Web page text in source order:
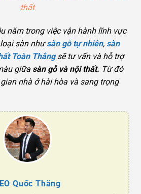
thất
năm trong việc vận hành lĩnh vực
sàn nhưsàn gỗ tự nhiên, sàn
Toàn Thắngsẽ tư vấn và hỗ trợ
giữa sàn gỗ và nội thất. Từ đó
nhà ở hài hòa và sang trọng
Quốc Thắng